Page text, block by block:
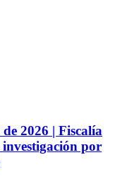
2026 | Fiscalía
por